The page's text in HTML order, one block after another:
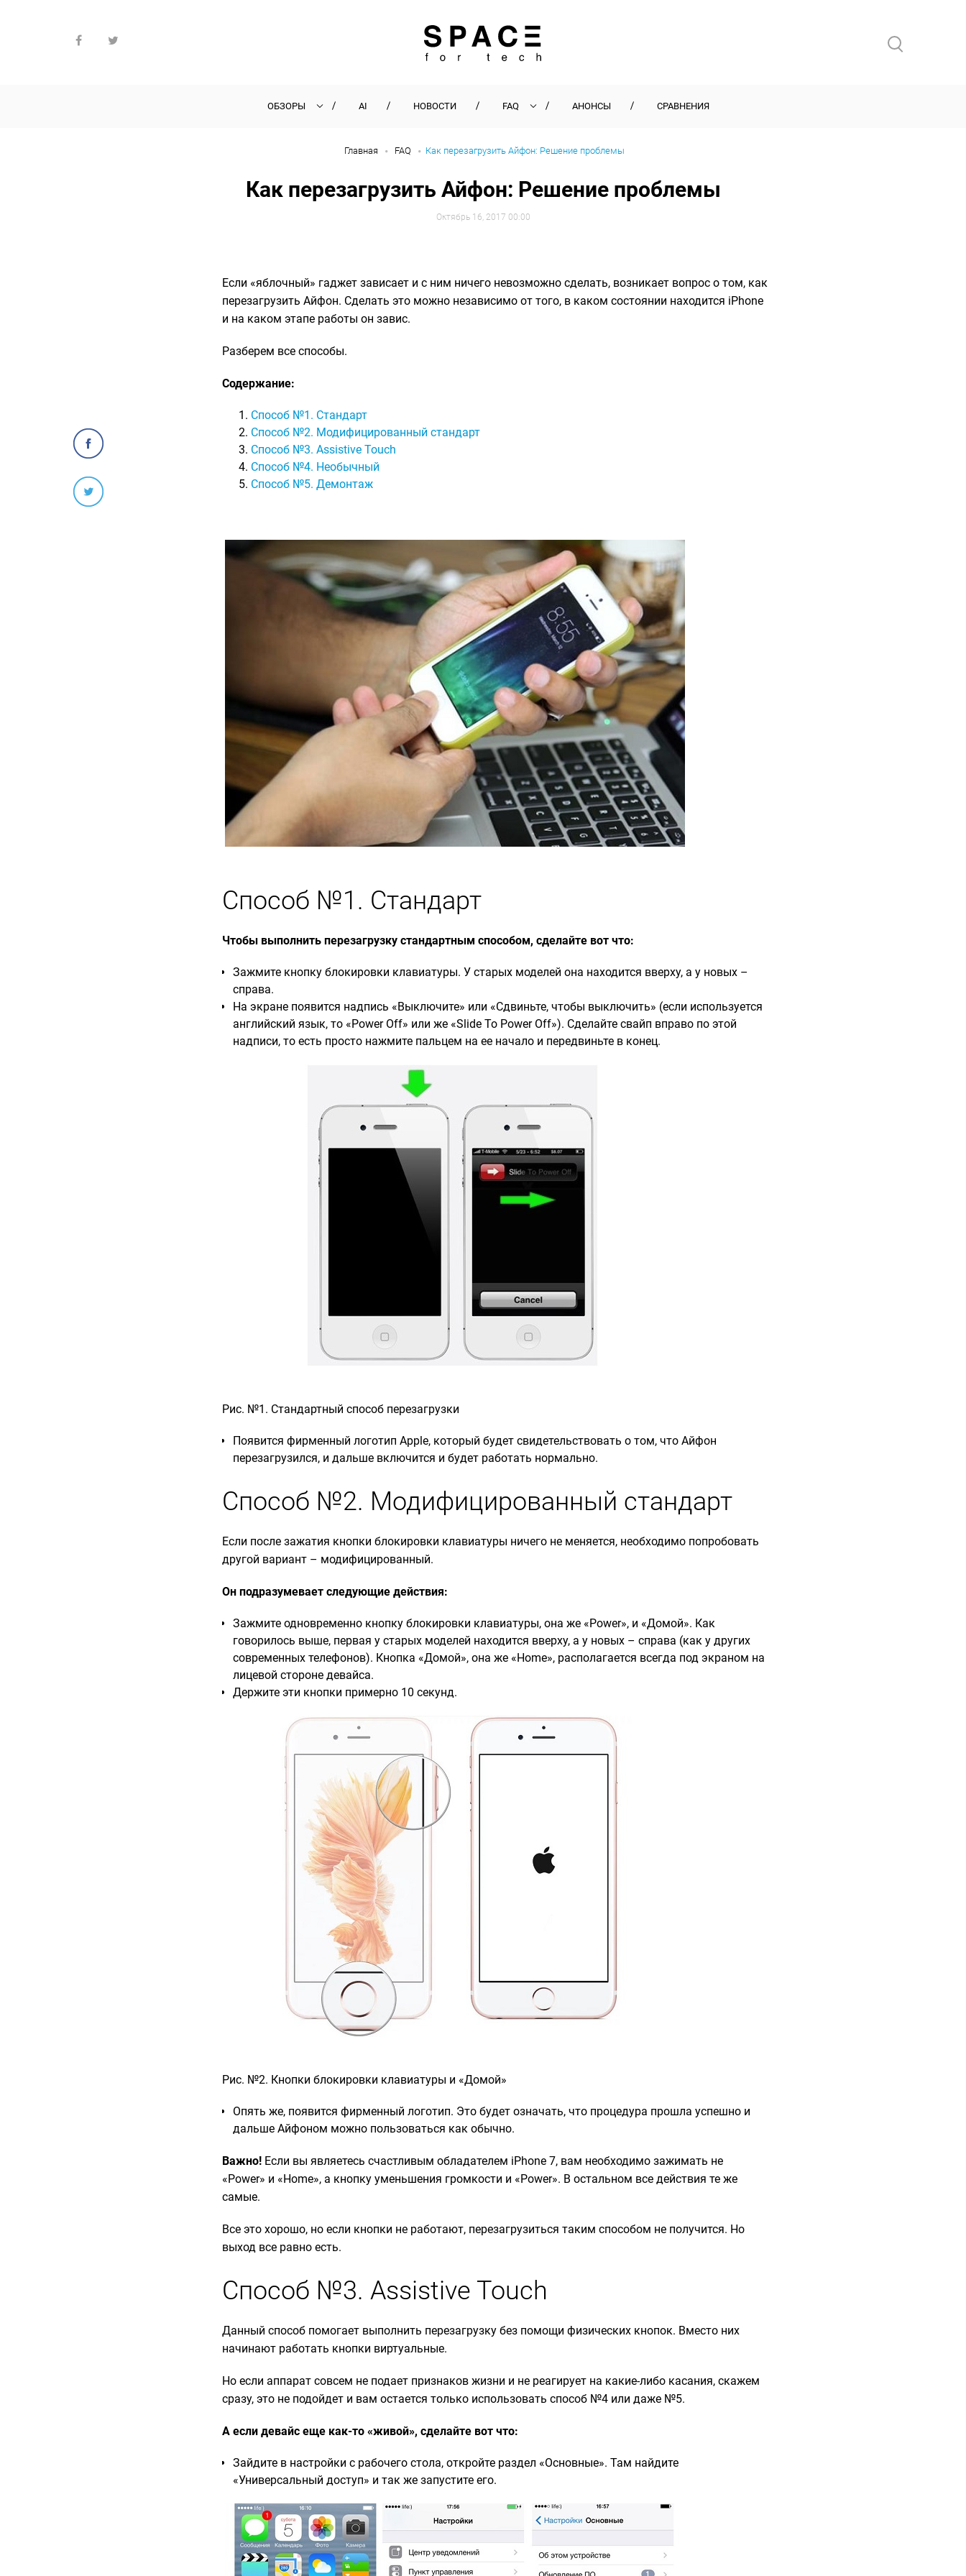
ОБЗОРЫ AI НОВОСТИ FAQ АНОНСЫ СРАВНЕНИЯ
Главная FAQ Как перезагрузить Айфон: Решение проблемы
Как перезагрузить Айфон: Решение проблемы
Октябрь 16, 2017 00:00
Если «яблочный» гаджет зависает и с ним ничего невозможно сделать, возникает вопрос о том, как
перезагрузить Айфон. Сделать это можно независимо от того, в каком состоянии находится iPhone
и на каком этапе работы он завис.
Разберем все способы.
Содержание:
Способ №1. Стандарт
Способ №2. Модифицированный стандарт
Способ №3. Assistive Touch
Способ №4. Необычный
Способ №5. Демонтаж
Способ №1. Стандарт
Чтобы выполнить перезагрузку стандартным способом, сделайте вот что:
Зажмите кнопку блокировки клавиатуры. У старых моделей она находится вверху, а у новых –
справа.
На экране появится надпись «Выключите» или «Сдвиньте, чтобы выключить» (если используется
английский язык, то «Power Off» или же «Slide To Power Off»). Сделайте свайп вправо по этой
надписи, то есть просто нажмите пальцем на ее начало и передвиньте в конец.
Рис. №1. Стандартный способ перезагрузки
Появится фирменный логотип Apple, который будет свидетельствовать о том, что Айфон
перезагрузился, и дальше включится и будет работать нормально.
Способ №2. Модифицированный стандарт
Если после зажатия кнопки блокировки клавиатуры ничего не меняется, необходимо попробовать
другой вариант – модифицированный.
Он подразумевает следующие действия:
Зажмите одновременно кнопку блокировки клавиатуры, она же «Power», и «Домой». Как
говорилось выше, первая у старых моделей находится вверху, а у новых – справа (как у других
современных телефонов). Кнопка «Домой», она же «Home», располагается всегда под экраном на
лицевой стороне девайса.
Держите эти кнопки примерно 10 секунд.
Рис. №2. Кнопки блокировки клавиатуры и «Домой»
Опять же, появится фирменный логотип. Это будет означать, что процедура прошла успешно и
дальше Айфоном можно пользоваться как обычно.
Важно! Если вы являетесь счастливым обладателем iPhone 7, вам необходимо зажимать не
«Power» и «Home», а кнопку уменьшения громкости и «Power». В остальном все действия те же
самые.
Все это хорошо, но если кнопки не работают, перезагрузиться таким способом не получится. Но
выход все равно есть.
Способ №3. Assistive Touch
Данный способ помогает выполнить перезагрузку без помощи физических кнопок. Вместо них
начинают работать кнопки виртуальные.
Но если аппарат совсем не подает признаков жизни и не реагирует на какие-либо касания, скажем
сразу, это не подойдет и вам остается только использовать способ №4 или даже №5.
А если девайс еще как-то «живой», сделайте вот что:
Зайдите в настройки с рабочего стола, откройте раздел «Основные». Там найдите
«Универсальный доступ» и так же запустите его.